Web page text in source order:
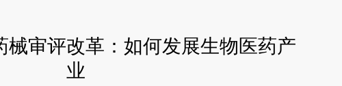
械审评改革：如何发展生物医药产
业